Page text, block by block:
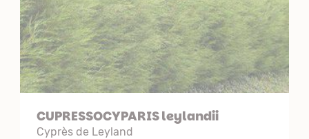
CUPRESSOCYPARIS leylandii
Cyprès de Leyland